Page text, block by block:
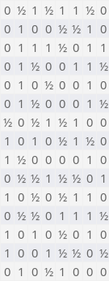
0 ½ 1 ½ 1 1 ½ 0
0 1 0 0 ½ ½ 1 0
0 1 1 1 ½ 0 1 1
0 1 ½ 0 0 1 1 ½
0 1 0 ½ 0 0 1 0
0 1 ½ 0 0 0 1 ½
½ 0 ½ 1 ½ 1 0 0
1 0 1 0 ½ 1 ½ 0
1 ½ 0 0 0 0 1 0
0 ½ ½ 1 ½ ½ 0 1
1 0 ½ 0 ½ 1 1 0
0 ½ ½ 0 1 1 1 ½
1 0 1 0 ½ 0 1 0
1 0 0 1 ½ ½ 0 ½
0 1 0 ½ 1 0 0 0